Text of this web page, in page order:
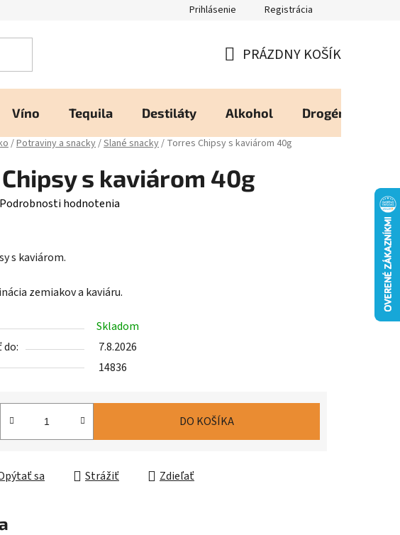
Heureka - Overené Zákazníkmi Zásady používania Cookies
Prihlásenie Registrácia
KOŠÍK
PRÁZDNY KOŠÍK
Víno Tequila Destiláty Alkohol Drogéria
/Potraviny a snacky/Slané snacky/ Torres Chipsy s kaviárom 40g
s kaviárom 40g
Podrobnosti hodnotenia
s kaviárom.
zemiakov a kaviáru.
Skladom
do:
7.8.2026
14836
DO KOŠÍKA
sa Strážiť Zdieľať